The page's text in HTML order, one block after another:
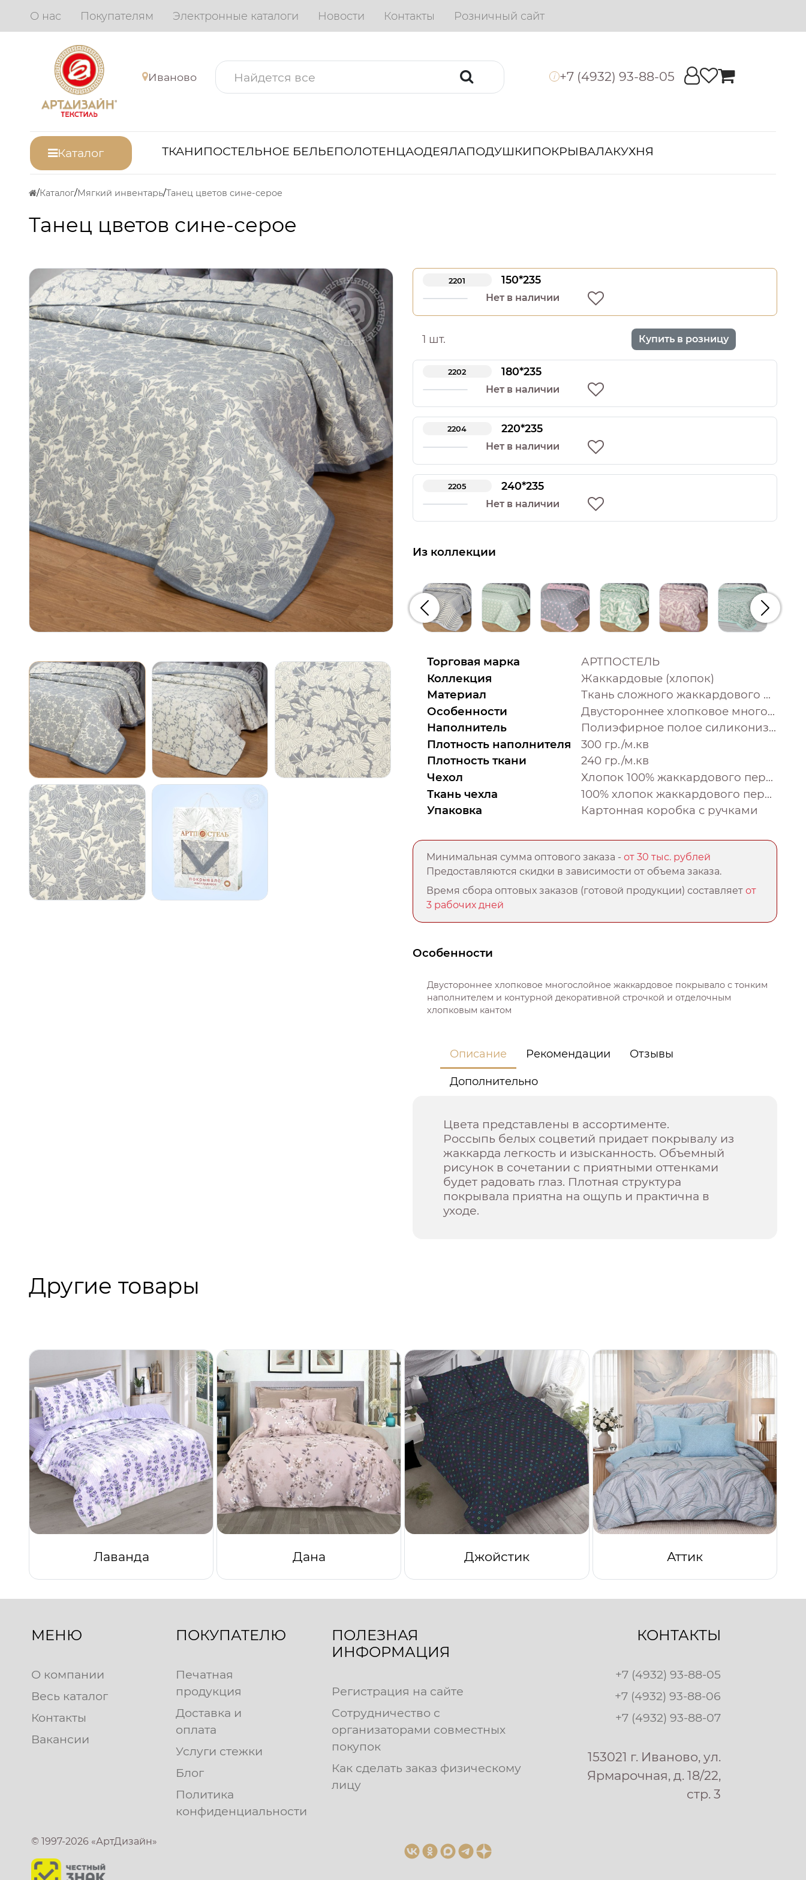
О нас Покупателям Электронные каталоги Новости Контакты Розничный сайт
Иваново i +7 (4932) 93-88-05
Каталог ТКАНИПОСТЕЛЬНОЕ БЕЛЬЕПОЛОТЕНЦАОДЕЯЛАПОДУШКИПОКРЫВАЛАКУХНЯ
Каталог Мягкий инвентарь Танец цветов сине-серое
Танец цветов сине-серое
2201 150*235
Нет в наличии
1 шт. Купить в розницу
2202 180*235
Нет в наличии
2204 220*235
Нет в наличии
2205 240*235
Нет в наличии
Из коллекции
Предыдущий
Торговая марка
АРТПОСТЕЛЬ
Коллекция
Жаккардовые (хлопок)
Материал
Ткань сложного жаккардового переплетения внутри п/э нитка
Особенности
Двустороннее хлопковое многослойное жаккардовое покрывало с тонким наполнителем и контурной декоративной строчкой и отделочным хлопковым кантом
Наполнитель
Полиэфирное полое силиконизированное извитое волокно
Плотность наполнителя
300 гр./м.кв
Плотность ткани
240 гр./м.кв
Чехол
Хлопок 100% жаккардового переплетения
Ткань чехла
100% хлопок жаккардового переплетения
Упаковка
Картонная коробка с ручками
Минимальная сумма оптового заказа -от 30 тыс. рублей
Предоставляются скидки в зависимости от объема заказа.
Время сбора оптовых заказов (готовой продукции) составляетот
3 рабочих дней
Особенности
Двустороннее хлопковое многослойное жаккардовое покрывало с тонким
наполнителем и контурной декоративной строчкой и отделочным
хлопковым кантом
Описание Рекомендации Отзывы
Дополнительно
Цвета представлены в ассортименте.
Россыпь белых соцветий придает покрывалу из
жаккарда легкость и изысканность. Объемный
рисунок в сочетании с приятными оттенками
будет радовать глаз. Плотная структура
покрывала приятна на ощупь и практична в
уходе.
Другие товары
Лаванда Дана Джойстик Аттик
МЕНЮ
О компании
Весь каталог
Контакты
Вакансии
ПОКУПАТЕЛЮ
Печатная
продукция
Доставка и
оплата
Услуги стежки
Блог
Политика
конфиденциальности
ПОЛЕЗНАЯ
ИНФОРМАЦИЯ
Регистрация на сайте
Сотрудничество с
организаторами совместных
покупок
Как сделать заказ физическому
лицу
КОНТАКТЫ
+7 (4932) 93-88-05
+7 (4932) 93-88-06
+7 (4932) 93-88-07
153021 г. Иваново, ул.
Ярмарочная, д. 18/22,
стр. 3
© 1997-2026 «АртДизайн»